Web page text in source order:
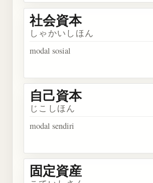
社会資本
しゃかいしほん
modal sosial
自己資本
じこしほん
modal sendiri
固定資産